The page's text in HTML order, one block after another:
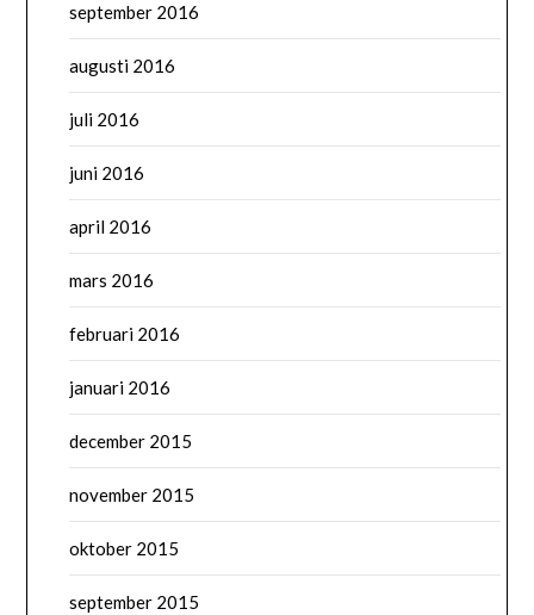
september 2016
augusti 2016
juli 2016
juni 2016
april 2016
mars 2016
februari 2016
januari 2016
december 2015
november 2015
oktober 2015
september 2015